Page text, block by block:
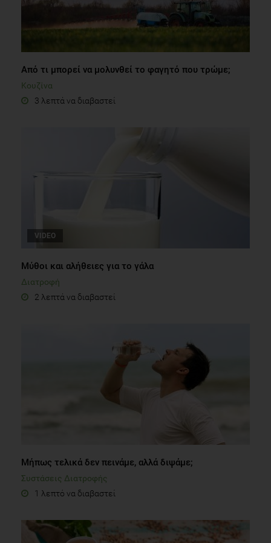
tname=btnews&dbid=126)
Από τι μπορεί να μολυνθεί το φαγητό που τρώμε;
Κουζίνα
3 λεπτά να διαβαστεί
VIDEO
Μύθοι και αλήθειες για το γάλα
Διατροφή
2 λεπτά να διαβαστεί
Μήπως τελικά δεν πεινάμε, αλλά διψάμε;
Συστάσεις Διατροφής
1 λεπτό να διαβαστεί